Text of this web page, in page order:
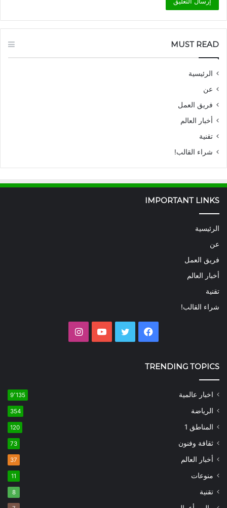
MUST READ
الرئيسية
عن
فريق العمل
أخبار العالم
تقنية
شراء القالب!
IMPORTANT LINKS
الرئيسية
عن
فريق العمل
أخبار العالم
تقنية
شراء القالب!
فيسبوك تويتر يوتيوب
TRENDING TOPICS
اخبار عالمية 9٬135
الرياضة 354
المناطق 1 120
ثقافة وفنون 73
أخبار العالم 37
منوعات 11
تقنية 8